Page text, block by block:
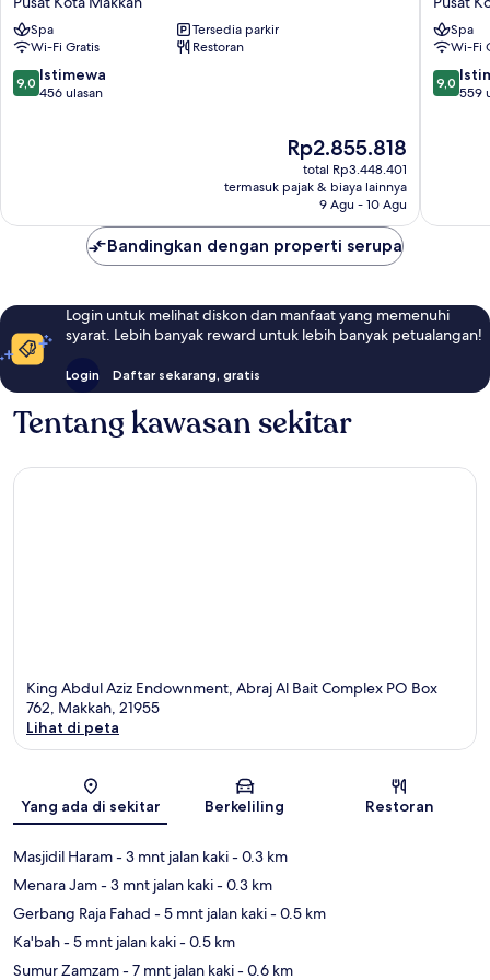
Omar
Makkah
Pusat
Kota
Makkah
Spa
Tersedia parkir
Wi-Fi Gratis
Restoran
9.0
dari
9,0 Istimewa
456 ulasan
Harga
sekarang
Rp2.855.818
Rp2.855.818
total Rp3.448.401
termasuk pajak & biaya lainnya
9 Agu - 10 Agu
Pusat
Kota
Makkah
Spa
Wi-Fi
9.0
dari
9,0
559
Bandingkan dengan properti serupa
Login untuk melihat diskon dan manfaat yang memenuhi
syarat. Lebih banyak reward untuk lebih banyak petualangan!
Login Daftar sekarang, gratis
Tentang kawasan sekitar
King Abdul Aziz Endownment, Abraj Al Bait Complex PO Box
762, Makkah, 21955
Lihat di peta
Yang ada di sekitar Berkeliling Restoran
Masjidil Haram- 3 mnt jalan kaki- 0.3 km
Menara Jam- 3 mnt jalan kaki- 0.3 km
Gerbang Raja Fahad - 5 mnt jalan kaki- 0.5 km
Ka'bah- 5 mnt jalan kaki- 0.5 km
Sumur Zamzam- 7 mnt jalan kaki- 0.6 km